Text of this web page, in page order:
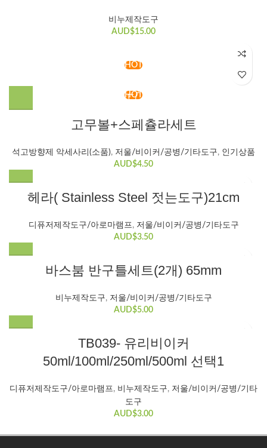
비누제작도구
AUD$15.00
HOT
HOT
고무볼+스페츌라세트
석고방향제 악세사리(소품), 저울/비이커/공병/기타도구, 인기상품
AUD$4.50
헤라( Stainless Steel 젓는도구)21cm
디퓨저제작도구/아로마램프, 저울/비이커/공병/기타도구
AUD$3.50
바스붐 반구틀세트(2개) 65mm
비누제작도구, 저울/비이커/공병/기타도구
AUD$5.00
러
변
이
이
상
TB039- 유리비이커
50ml/100ml/250ml/500ml 선택1
디퓨저제작도구/아로마램프, 비누제작도구, 저울/비이커/공병/기타
도구
AUD$3.00